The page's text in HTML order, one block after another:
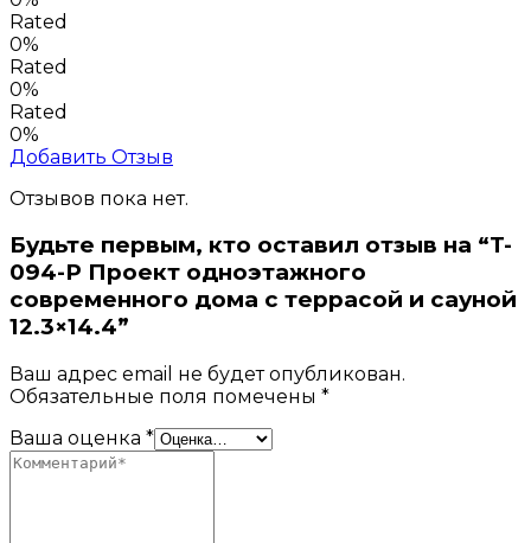
Rated
0%
Rated
0%
Rated
0%
Добавить Отзыв
Отзывов пока нет.
Будьте первым, кто оставил отзыв на “T-
094-P Проект одноэтажного
современного дома с террасой и сауной
12.3×14.4”
Ваш адрес email не будет опубликован.
Обязательные поля помечены *
Ваша оценка *